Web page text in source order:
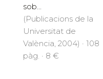
sob...
(Publicacions de la
Universitat de
València, 2004) · 108
pàg. · 8 €